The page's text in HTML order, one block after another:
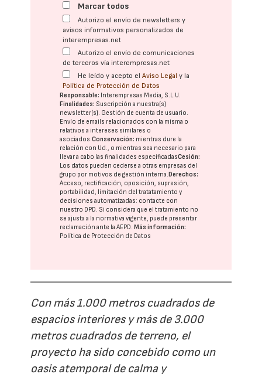
Marcar todos
Autorizo el envío de newsletters y
avisos informativos personalizados de
interempresas.net
Autorizo el envío de comunicaciones
de terceros vía interempresas.net
He leído y acepto elAviso Legal y la
Política de Protección de Datos
Responsable: Interempresas Media, S.L.U.
Finalidades: Suscripción a nuestra(s)
newsletter(s). Gestión de cuenta de usuario.
Envío de emails relacionados con la misma o
relativos a intereses similares o
asociados.Conservación: mientras dure la
relación con Ud., o mientras sea necesario para
llevar a cabo las finalidades especificadasCesión:
Los datos pueden cederse a otras empresas del
grupo por motivos de gestión interna.Derechos:
Acceso, rectificación, oposición, supresión,
portabilidad, limitación del tratatamiento y
decisiones automatizadas: contacte con
nuestro DPD. Si considera que el tratamiento no
se ajusta a la normativa vigente, puede presentar
reclamación ante laAEPD.Más información:
Política de Protección de Datos
Con más 1.000 metros cuadrados de
espacios interiores y más de 3.000
metros cuadrados de terreno, el
proyecto ha sido concebido como un
oasis atemporal de calma y